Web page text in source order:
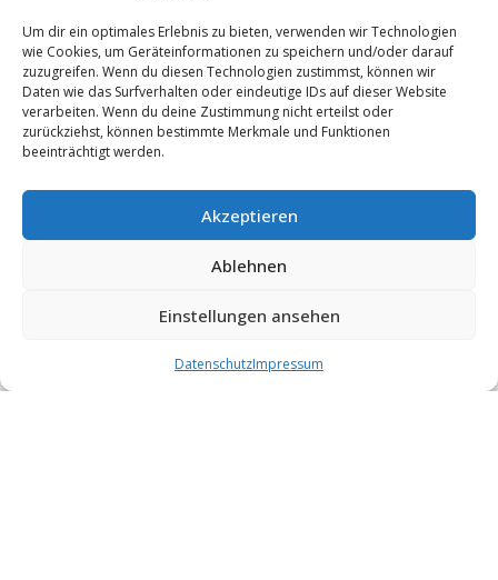
Um dir ein optimales Erlebnis zu bieten, verwenden wir Technologien
wie Cookies, um Geräteinformationen zu speichern und/oder darauf
zuzugreifen. Wenn du diesen Technologien zustimmst, können wir
Daten wie das Surfverhalten oder eindeutige IDs auf dieser Website
verarbeiten. Wenn du deine Zustimmung nicht erteilst oder
zurückziehst, können bestimmte Merkmale und Funktionen
beeinträchtigt werden.
Akzeptieren
Ablehnen
Einstellungen ansehen
DatenschutzImpressum
Text: Josef Eder
WIR DANKEN UNSEREN UNTERSTÜTZERN!